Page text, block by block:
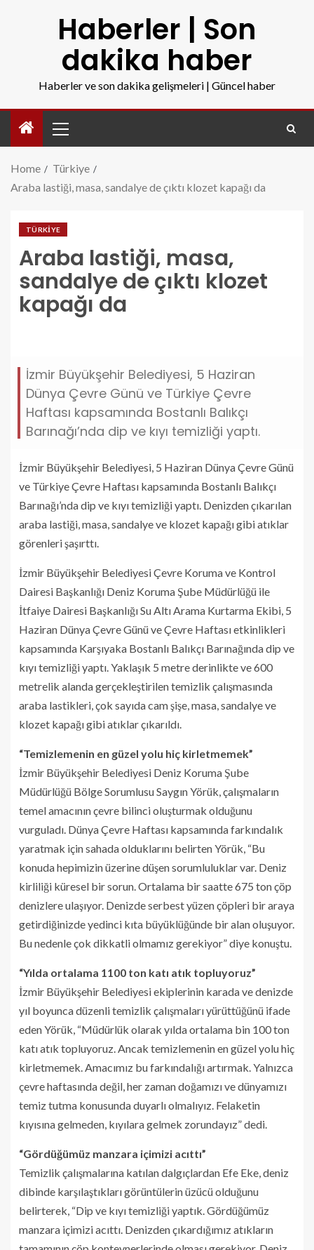
Haberler | Son
dakika haber
Haberler ve son dakika gelişmeleri | Güncel haber
Home
Türkiye
Araba lastiği, masa, sandalye de çıktı klozet kapağı da
TÜRKIYE
Araba lastiği, masa,
sandalye de çıktı klozet
kapağı da
araba-lastigi-masa-sandalye-de-cikti-klozet-kapagi-
İzmir Büyükşehir Belediyesi, 5 Haziran
Dünya Çevre Günü ve Türkiye Çevre
Haftası kapsamında Bostanlı Balıkçı
Barınağı’nda dip ve kıyı temizliği yaptı.
İzmir Büyükşehir Belediyesi, 5 Haziran Dünya Çevre Günü
ve Türkiye Çevre Haftası kapsamında Bostanlı Balıkçı
Barınağı’nda dip ve kıyı temizliği yaptı. Denizden çıkarılan
araba lastiği, masa, sandalye ve klozet kapağı gibi atıklar
görenleri şaşırttı.
İzmir Büyükşehir Belediyesi Çevre Koruma ve Kontrol
Dairesi Başkanlığı Deniz Koruma Şube Müdürlüğü ile
İtfaiye Dairesi Başkanlığı Su Altı Arama Kurtarma Ekibi, 5
Haziran Dünya Çevre Günü ve Çevre Haftası etkinlikleri
kapsamında Karşıyaka Bostanlı Balıkçı Barınağında dip ve
kıyı temizliği yaptı. Yaklaşık 5 metre derinlikte ve 600
metrelik alanda gerçekleştirilen temizlik çalışmasında
araba lastikleri, çok sayıda cam şişe, masa, sandalye ve
klozet kapağı gibi atıklar çıkarıldı.
“Temizlemenin en güzel yolu hiç kirletmemek”
İzmir Büyükşehir Belediyesi Deniz Koruma Şube
Müdürlüğü Bölge Sorumlusu Saygın Yörük, çalışmaların
temel amacının çevre bilinci oluşturmak olduğunu
vurguladı. Dünya Çevre Haftası kapsamında farkındalık
yaratmak için sahada olduklarını belirten Yörük, “Bu
konuda hepimizin üzerine düşen sorumluluklar var. Deniz
kirliliği küresel bir sorun. Ortalama bir saatte 675 ton çöp
denizlere ulaşıyor. Denizde serbest yüzen çöpleri bir araya
getirdiğinizde yedinci kıta büyüklüğünde bir alan oluşuyor.
Bu nedenle çok dikkatli olmamız gerekiyor” diye konuştu.
“Yılda ortalama 1100 ton katı atık topluyoruz”
İzmir Büyükşehir Belediyesi ekiplerinin karada ve denizde
yıl boyunca düzenli temizlik çalışmaları yürüttüğünü ifade
eden Yörük, “Müdürlük olarak yılda ortalama bin 100 ton
katı atık topluyoruz. Ancak temizlemenin en güzel yolu hiç
kirletmemek. Amacımız bu farkındalığı artırmak. Yalnızca
çevre haftasında değil, her zaman doğamızı ve dünyamızı
temiz tutma konusunda duyarlı olmalıyız. Felaketin
kıyısına gelmeden, kıyılara gelmek zorundayız” dedi.
“Gördüğümüz manzara içimizi acıttı”
Temizlik çalışmalarına katılan dalgıçlardan Efe Eke, deniz
dibinde karşılaştıkları görüntülerin üzücü olduğunu
belirterek, “Dip ve kıyı temizliği yaptık. Gördüğümüz
manzara içimizi acıttı. Denizden çıkardığımız atıkların